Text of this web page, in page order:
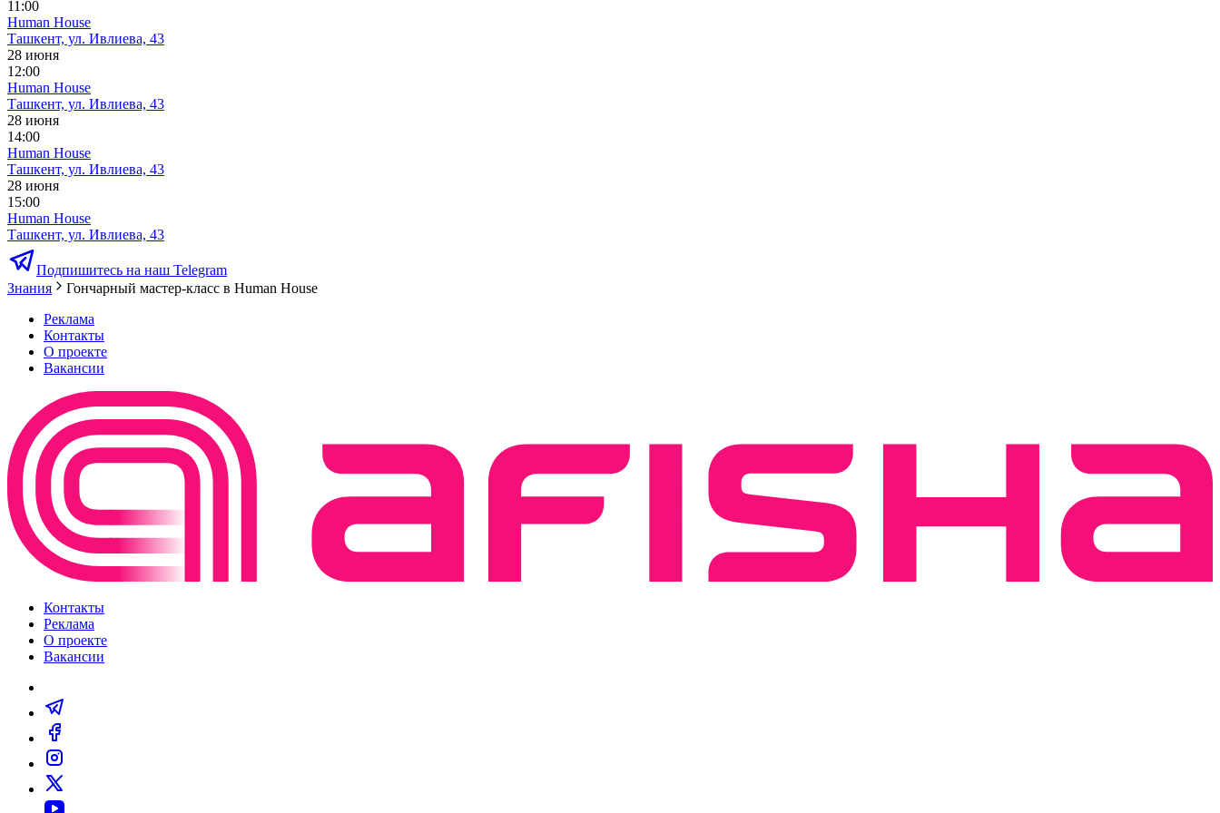
11:00
Human House
Ташкент, ул. Ивлиева, 43
28 июня
12:00
Human House
Ташкент, ул. Ивлиева, 43
28 июня
14:00
Human House
Ташкент, ул. Ивлиева, 43
28 июня
15:00
Human House
Ташкент, ул. Ивлиева, 43
Подпишитесь на наш Telegram
Знания
Гончарный мастер-класс в Human House
Реклама
Контакты
О проекте
Вакансии
Контакты
Реклама
О проекте
Вакансии